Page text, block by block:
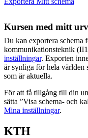
Kursen med mitt
Du kan exportera schema
kommunikationsteknik
inställningar. Exporten
är synliga för hela världen
som är aktuella.
För att få tillgång till din
sätta ”Visa schema- och
Mina inställningar.
KTH